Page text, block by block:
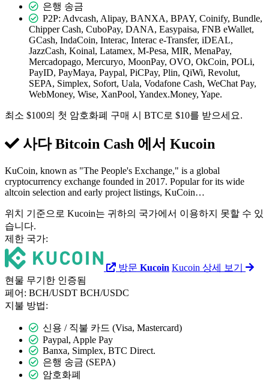
은행 송금
P2P: Advcash, Alipay, BANXA, BPAY, Coinify, Bundle,
Chipper Cash, CuboPay, DANA, Easypaisa, FNB eWallet,
GCash, IndaCoin, Interac, Interac e-Transfer, iDEAL,
JazzCash, Koinal, Latamex, M-Pesa, MIR, MenaPay,
Mercadopago, Mercuryo, MoonPay, OVO, OkCoin, POLi,
PayID, PayMaya, Paypal, PiCPay, Plin, QiWi, Revolut,
SEPA, Simplex, Sofort, Uala, Vodafone Cash, WeChat Pay,
WebMoney, Wise, XanPool, Yandex.Money, Yape.
최소 $100의 첫 암호화폐 구매 시 BTC로 $10를 받으세요.
사다 Bitcoin Cash 에서 Kucoin
KuCoin, known as "The People's Exchange," is a global
cryptocurrency exchange founded in 2017. Popular for its wide
altcoin selection and early project listings, KuCoin…
위치 기준으로 Kucoin는 귀하의 국가에서 이용하지 못할 수 있
습니다.
제한 국가:
방문 Kucoin Kucoin 상세 보기
현물 무기한 인증됨
페어: BCH/USDT BCH/USDC
지불 방법:
신용 / 직불 카드 (Visa, Mastercard)
Paypal, Apple Pay
Banxa, Simplex, BTC Direct.
은행 송금 (SEPA)
암호화폐